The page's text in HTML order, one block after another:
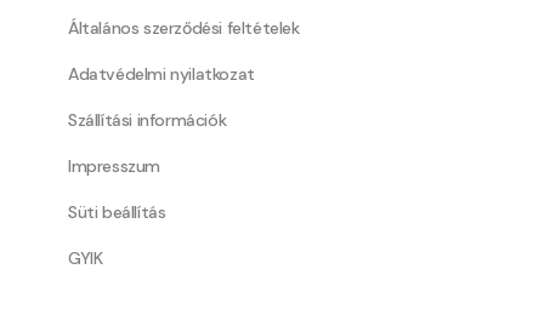
Általános szerződési feltételek
Adatvédelmi nyilatkozat
Szállítási információk
Impresszum
Süti beállítás
GYIK